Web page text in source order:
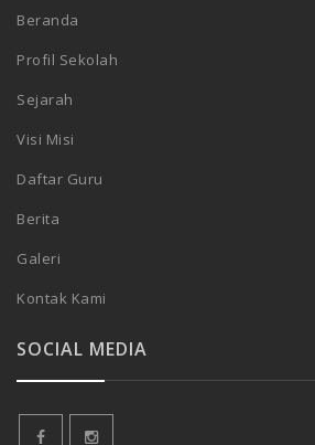
Beranda
Profil Sekolah
Sejarah
Visi Misi
Daftar Guru
Berita
Galeri
Kontak Kami
SOCIAL MEDIA